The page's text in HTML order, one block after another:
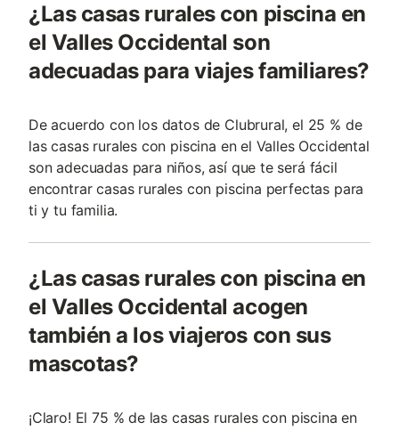
¿Las casas rurales con piscina en
el Valles Occidental son
adecuadas para viajes familiares?
De acuerdo con los datos de Clubrural, el 25 % de
las casas rurales con piscina en el Valles Occidental
son adecuadas para niños, así que te será fácil
encontrar casas rurales con piscina perfectas para
ti y tu familia.
¿Las casas rurales con piscina en
el Valles Occidental acogen
también a los viajeros con sus
mascotas?
¡Claro! El 75 % de las casas rurales con piscina en